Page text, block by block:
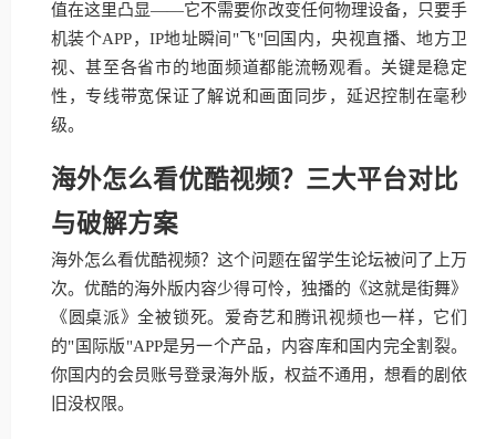
值在这里凸显——它不需要你改变任何物理设备，只要手
机装个APP，IP地址瞬间"飞"回国内，央视直播、地方卫
视、甚至各省市的地面频道都能流畅观看。关键是稳定
性，专线带宽保证了解说和画面同步，延迟控制在毫秒
级。
海外怎么看优酷视频？三大平台对比
与破解方案
海外怎么看优酷视频？这个问题在留学生论坛被问了上万
次。优酷的海外版内容少得可怜，独播的《这就是街舞》
《圆桌派》全被锁死。爱奇艺和腾讯视频也一样，它们
的"国际版"APP是另一个产品，内容库和国内完全割裂。
你国内的会员账号登录海外版，权益不通用，想看的剧依
旧没权限。